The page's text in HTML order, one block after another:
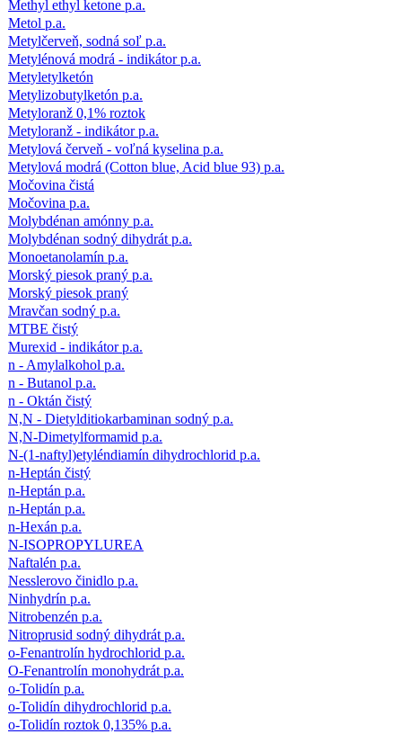
Methyl ethyl ketone p.a.
Metol p.a.
Metylčerveň, sodná soľ p.a.
Metylénová modrá - indikátor p.a.
Metyletylketón
Metylizobutylketón p.a.
Metyloranž 0,1% roztok
Metyloranž - indikátor p.a.
Metylová červeň - voľná kyselina p.a.
Metylová modrá (Cotton blue, Acid blue 93) p.a.
Močovina čistá
Močovina p.a.
Molybdénan amónny p.a.
Molybdénan sodný dihydrát p.a.
Monoetanolamín p.a.
Morský piesok praný p.a.
Morský piesok praný
Mravčan sodný p.a.
MTBE čistý
Murexid - indikátor p.a.
n - Amylalkohol p.a.
n - Butanol p.a.
n - Oktán čistý
N,N - Dietylditiokarbaminan sodný p.a.
N,N-Dimetylformamid p.a.
N-(1-naftyl)etyléndiamín dihydrochlorid p.a.
n-Heptán čistý
n-Heptán p.a.
n-Heptán p.a.
n-Hexán p.a.
N-ISOPROPYLUREA
Naftalén p.a.
Nesslerovo činidlo p.a.
Ninhydrín p.a.
Nitrobenzén p.a.
Nitroprusid sodný dihydrát p.a.
o-Fenantrolín hydrochlorid p.a.
O-Fenantrolín monohydrát p.a.
o-Tolidín p.a.
o-Tolidín dihydrochlorid p.a.
o-Tolidín roztok 0,135% p.a.